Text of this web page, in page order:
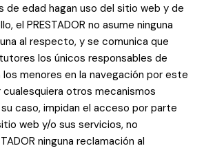
de edad hagan uso del sitio web y de
el PRESTADOR no asume ninguna
al respecto, y se comunica que
los únicos responsables de
menores en la navegación por este
otros mecanismos
caso, impidan el acceso por parte
web y/o sus servicios, no
ninguna reclamación al